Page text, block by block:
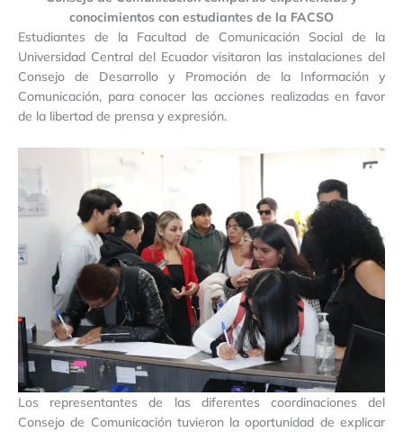
conocimientos con estudiantes de la FACSO
Estudiantes de la Facultad de Comunicación Social de la
Universidad Central del Ecuador visitaron las instalaciones del
Consejo de Desarrollo y Promoción de la Información y
Comunicación, para conocer las acciones realizadas en favor
de la libertad de prensa y expresión.
Los representantes de las diferentes coordinaciones del
Consejo de Comunicación tuvieron la oportunidad de explicar